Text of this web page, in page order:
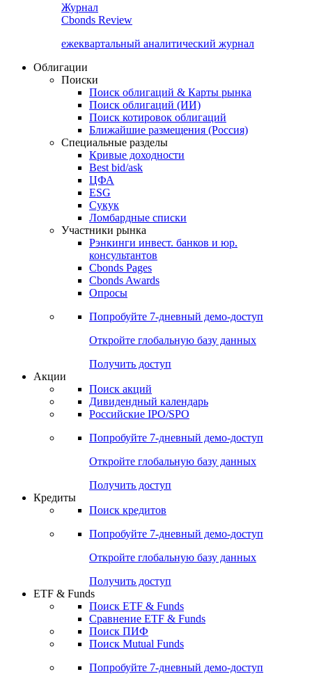
Журнал
Cbonds Review
ежеквартальный аналитический журнал
Облигации
Поиски
Поиск облигаций & Карты рынка
Поиск облигаций (ИИ)
Поиск котировок облигаций
Ближайшие размещения (Россия)
Специальные разделы
Кривые доходности
Best bid/ask
ЦФА
ESG
Сукук
Ломбардные списки
Участники рынка
Рэнкинги инвест. банков и юр.
консультантов
Cbonds Pages
Cbonds Awards
Опросы
Попробуйте 7-дневный демо-доступ
Откройте глобальную базу данных
Получить доступ
Акции
Поиск акций
Дивидендный календарь
Российские IPO/SPO
Попробуйте 7-дневный демо-доступ
Откройте глобальную базу данных
Получить доступ
Кредиты
Поиск кредитов
Попробуйте 7-дневный демо-доступ
Откройте глобальную базу данных
Получить доступ
ETF & Funds
Поиск ETF & Funds
Сравнение ETF & Funds
Поиск ПИФ
Поиск Mutual Funds
Попробуйте 7-дневный демо-доступ